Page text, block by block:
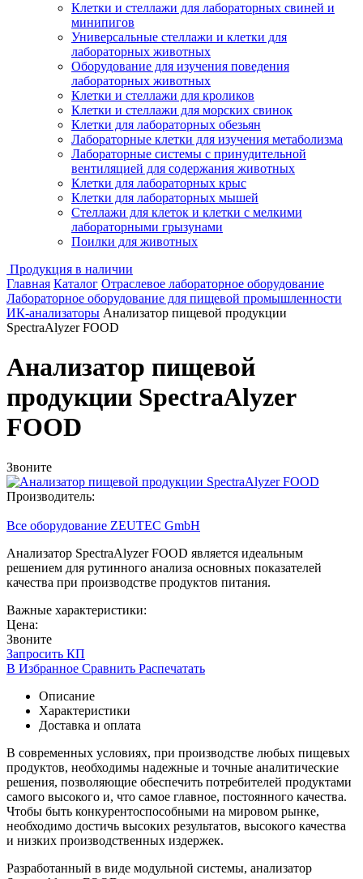
Клетки и стеллажи для лабораторных свиней и
минипигов
Универсальные стеллажи и клетки для
лабораторных животных
Оборудование для изучения поведения
лабораторных животных
Клетки и стеллажи для кроликов
Клетки и стеллажи для морских свинок
Клетки для лабораторных обезьян
Лабораторные клетки для изучения метаболизма
Лабораторные системы с принудительной
вентиляцией для содержания животных
Клетки для лабораторных крыс
Клетки для лабораторных мышей
Стеллажи для клеток и клетки с мелкими
лабораторными грызунами
Поилки для животных
Продукция в наличии
Главная Каталог Отраслевое лабораторное оборудование
Лабораторное оборудование для пищевой промышленности
ИК-анализаторы Анализатор пищевой продукции
SpectraAlyzer FOOD
Анализатор пищевой
продукции SpectraAlyzer
FOOD
Звоните
Производитель:
Все оборудование ZEUTEC GmbH
Анализатор SpectraAlyzer FOOD является идеальным
решением для рутинного анализа основных показателей
качества при производстве продуктов питания.
Важные характеристики:
Цена:
Звоните
Запросить КП
В Избранное Сравнить Распечатать
Описание
Характеристики
Доставка и оплата
В современных условиях, при производстве любых пищевых
продуктов, необходимы надежные и точные аналитические
решения, позволяющие обеспечить потребителей продуктами
самого высокого и, что самое главное, постоянного качества.
Чтобы быть конкурентоспособными на мировом рынке,
необходимо достичь высоких результатов, высокого качества
и низких производственных издержек.
Разработанный в виде модульной системы, анализатор